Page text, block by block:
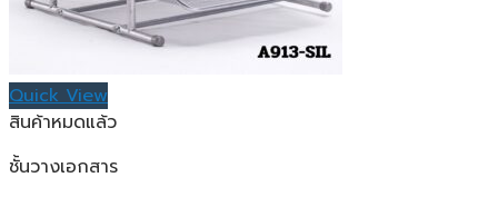
Quick View
สินค้าหมดแล้ว
ชั้นวางเอกสาร